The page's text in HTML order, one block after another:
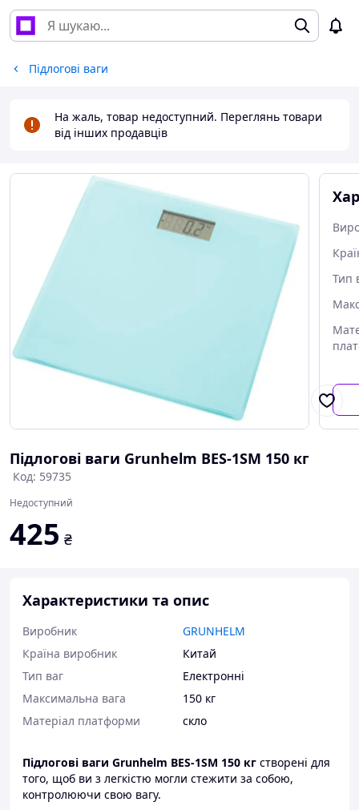
Підлогові ваги
На жаль, товар недоступний. Переглянь товари
від інших продавців
Тип
Підлогові ваги Grunhelm BES-1SM 150 кг
Код: 59735
Недоступний
425 ₴
Характеристики та опис
Виробник
GRUNHELM
Країна виробник
Китай
Тип ваг
Електронні
Максимальна вага
150 кг
Матеріал платформи
скло
Підлогові ваги Grunhelm BES-1SM 150 кг створені для
того, щоб ви з легкістю могли стежити за собою,
контролюючи свою вагу.